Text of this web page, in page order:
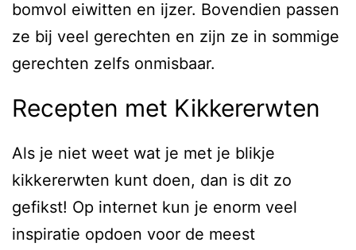
bomvol eiwitten en ijzer. Bovendien passen
ze bij veel gerechten en zijn ze in sommige
gerechten zelfs onmisbaar.
Recepten met Kikkererwten
Als je niet weet wat je met je blikje
kikkererwten kunt doen, dan is dit zo
gefikst! Op internet kun je enorm veel
inspiratie opdoen voor de meest